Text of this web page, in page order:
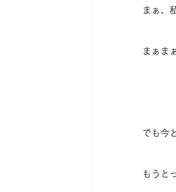
まぁ、
まぁま
でも今
もうと